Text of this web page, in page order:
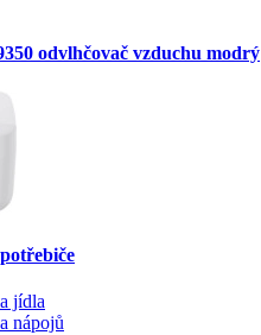
odvlhčovač vzduchu modrý
jídla
nápojů